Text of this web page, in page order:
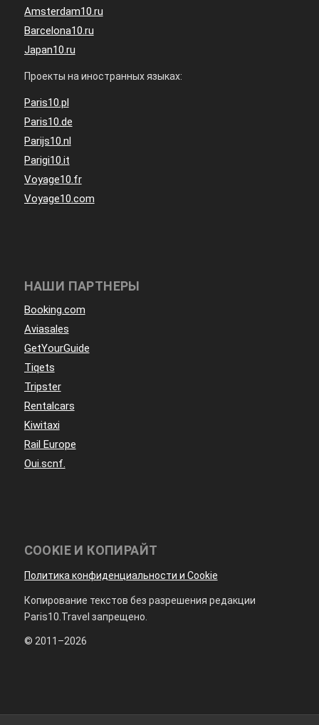
Amsterdam10.ru
Barcelona10.ru
Japan10.ru
Проекты на иностранных языках:
Paris10.pl
Paris10.de
Parijs10.nl
Parigi10.it
Voyage10.fr
Voyage10.com
НАШИ ПАРТНЕРЫ
Booking.com
Aviasales
GetYourGuide
Tiqets
Tripster
Rentalcars
Kiwitaxi
Rail Europe
Oui.scnf.
COOKIE И КОПИРАЙТ
Политика конфиденциальности и Cookie
Копирование текстов без разрешения редакции
Paris10.Travel запрещено.
© 2011–2026